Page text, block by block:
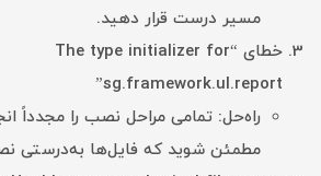
مسیر درست قرار دهید.
خطای “The type initializer for
sg.framework.ul.report”
راه‌حل: تمامی مراحل نصب را مجدداً
مطمئن شوید که فایل‌ها به‌درستی